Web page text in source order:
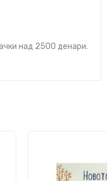
над 2500 денари.